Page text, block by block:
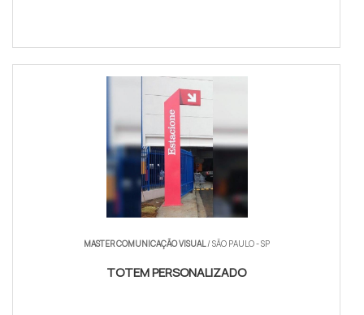
MASTER COMUNICAÇÃO VISUAL/ SÃO PAULO - SP
TOTEM PERSONALIZADO